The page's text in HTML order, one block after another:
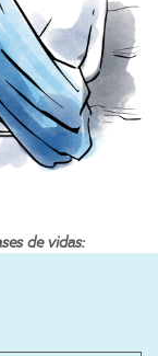
de vidas: